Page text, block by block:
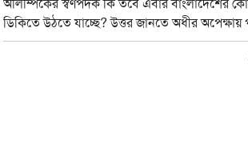
অলিম্পিকের স্বর্ণপদক কি তবে এবার বাংলাদেশের
ডিকিতে উঠতে যাচ্ছে? উত্তর জানতে অধীর অপেক্ষায়